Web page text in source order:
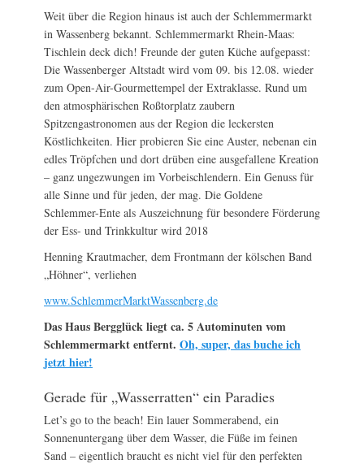
Weit über die Region hinaus ist auch der Schlemmermarkt
in Wassenberg bekannt. Schlemmermarkt Rhein-Maas:
Tischlein deck dich! Freunde der guten Küche aufgepasst:
Die Wassenberger Altstadt wird vom 09. bis 12.08. wieder
zum Open-Air-Gourmettempel der Extraklasse. Rund um
den atmosphärischen Roßtorplatz zaubern
Spitzengastronomen aus der Region die leckersten
Köstlichkeiten. Hier probieren Sie eine Auster, nebenan ein
edles Tröpfchen und dort drüben eine ausgefallene Kreation
– ganz ungezwungen im Vorbeischlendern. Ein Genuss für
alle Sinne und für jeden, der mag. Die Goldene
Schlemmer-Ente als Auszeichnung für besondere Förderung
der Ess- und Trinkkultur wird 2018
Henning Krautmacher, dem Frontmann der kölschen Band
„Höhner“, verliehen
www.SchlemmerMarktWassenberg.de
Das Haus Bergglück liegt ca. 5 Autominuten vom
Schlemmermarkt entfernt. Oh, super, das buche ich
jetzt hier!
Gerade für „Wasserratten“ ein Paradies
Let’s go to the beach! Ein lauer Sommerabend, ein
Sonnenuntergang über dem Wasser, die Füße im feinen
Sand – eigentlich braucht es nicht viel für den perfekten